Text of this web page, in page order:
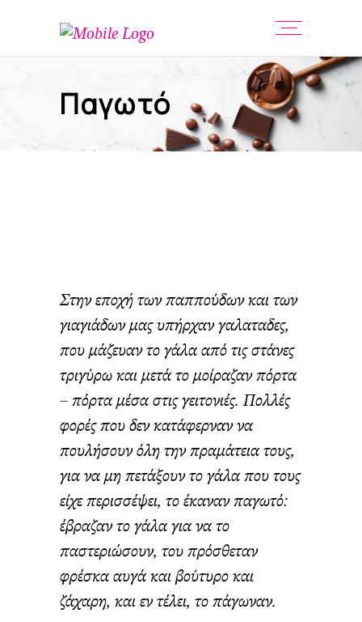
Παγωτό
Στην εποχή των παππούδων και των
γιαγιάδων μας υπήρχαν γαλαταδες,
που μάζευαν το γάλα από τις στάνες
τριγύρω και μετά το μοίραζαν πόρτα
– πόρτα μέσα στις γειτονιές. Πολλές
φορές που δεν κατάφερναν να
πουλήσουν όλη την πραμάτεια τους,
για να μη πετάξουν το γάλα που τους
είχε περισσέψει, το έκαναν παγωτό:
έβραζαν το γάλα για να το
παστεριώσουν, του πρόσθεταν
φρέσκα αυγά και βούτυρο και
ζάχαρη, και εν τέλει, το πάγωναν.